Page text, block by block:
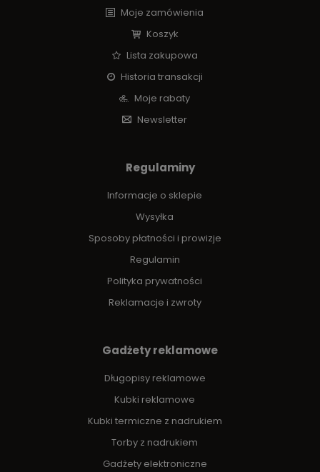
Moje zamówienia
Koszyk
Lista zakupowa
Historia transakcji
Moje rabaty
Newsletter
Regulaminy
Informacje o sklepie
Wysyłka
Sposoby płatności i prowizje
Regulamin
Polityka prywatności
Reklamacje i zwroty
Gadżety reklamowe
Długopisy reklamowe
Kubki reklamowe
Kubki termiczne z nadrukiem
Torby z nadrukiem
Gadżety elektroniczne